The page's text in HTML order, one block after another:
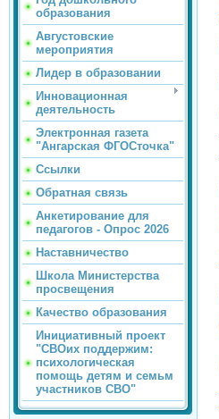
образования
Августовские
мероприятия
Лидер в образовании
Инновационная
деятельность
Электронная газета
"Ангарская ФГОСточка"
Ссылки
Обратная связь
Анкетирование для
педагогов - Опрос 2026
Наставничество
Школа Министерства
просвещения
Качество образования
Инициативный проект
"СВОих поддержим:
психологическая
помощь детям и семьм
участников СВО"